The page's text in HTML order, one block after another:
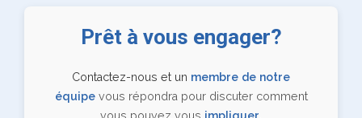
Prêt à vous engager?
Contactez-nous et un membre de notre
équipevous répondra pour discuter comment